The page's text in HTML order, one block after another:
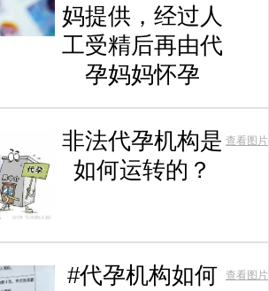
妈提供，经过人
工受精后再由代
孕妈妈怀孕
非法代孕机构是
如何运转的？
查看图片
#代孕机构如何
查看图片